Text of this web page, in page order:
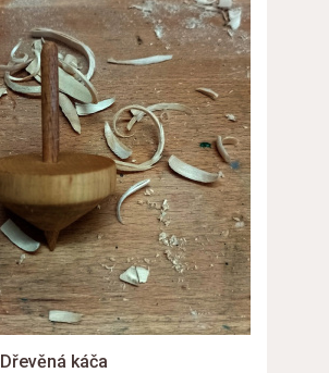
Dřevěná káča